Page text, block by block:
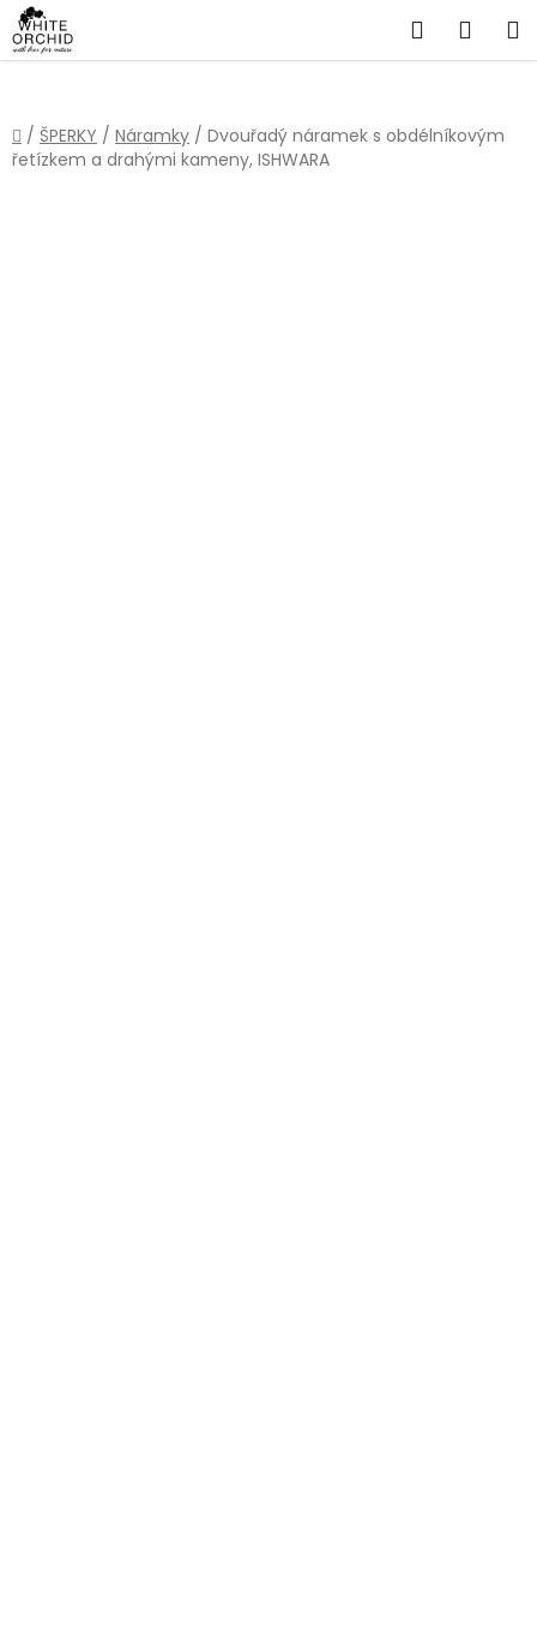
Přejít
na
obsah
Hledat
Domů
/ ŠPERKY / Náramky / Dvouřadý náramek s obdélníkovým
řetízkem a drahými kameny, ISHWARA